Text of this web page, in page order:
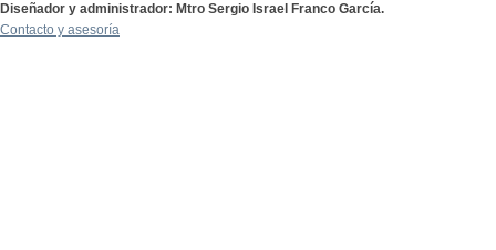
Diseñador y administrador: Mtro Sergio Israel Franco García.
Contacto y asesoría